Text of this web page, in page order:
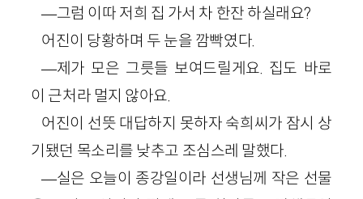
―그럼 이따 저희 집 가서 차 한잔 하실래요?
어진이 당황하며 두 눈을 깜빡였다.
―제가 모은 그릇들 보여드릴게요. 집도 바로
이 근처라 멀지 않아요.
어진이 선뜻 대답하지 못하자 숙희씨가 잠시 상
기됐던 목소리를 낮추고 조심스레 말했다.
―실은 오늘이 종강일이라 선생님께 작은 선물